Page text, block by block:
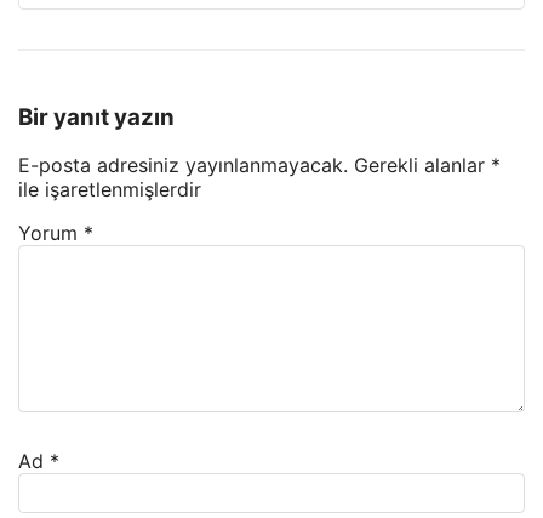
Bir yanıt yazın
E-posta adresiniz yayınlanmayacak. Gerekli alanlar *
ile işaretlenmişlerdir
Yorum *
Ad *